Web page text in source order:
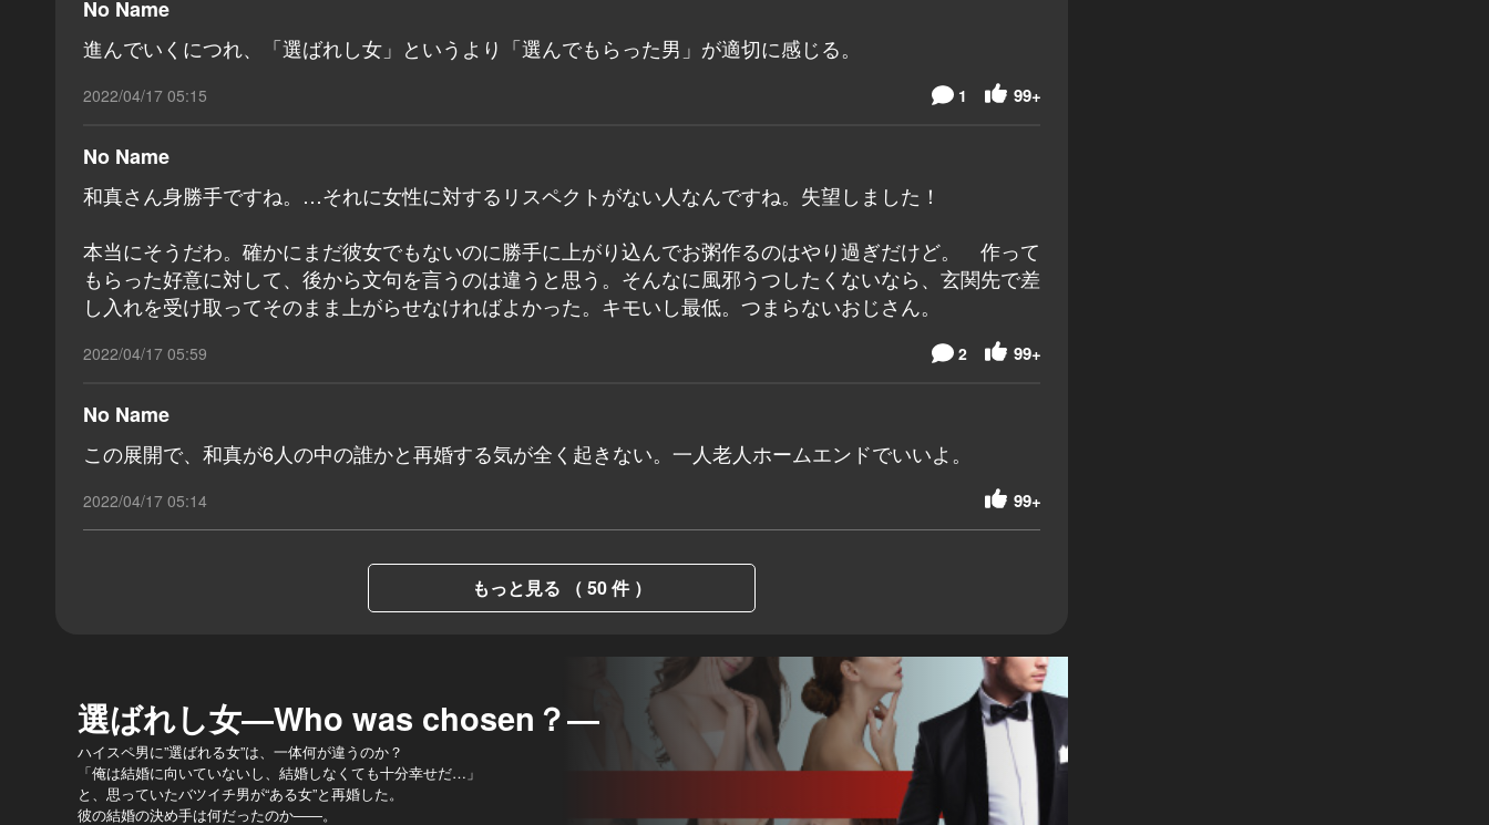
No Name
進んでいくにつれ、「選ばれし女」というより「選んでもらった男」が適切に感じる。
2022/04/17 05:15 99+
1
No Name
和真さん身勝手ですね。…それに女性に対するリスペクトがない人なんですね。失望しました！
本当にそうだわ。確かにまだ彼女でもないのに勝手に上がり込んでお粥作るのはやり過ぎだけど。 作って
もらった好意に対して、後から文句を言うのは違うと思う。そんなに風邪うつしたくないなら、玄関先で差
し入れを受け取ってそのまま上がらせなければよかった。キモいし最低。つまらないおじさん。
2022/04/17 05:59 99+
2
No Name
この展開で、和真が6人の中の誰かと再婚する気が全く起きない。一人老人ホームエンドでいいよ。
2022/04/17 05:14 99+
もっと見る （ 50 件 ）
選ばれし女―Who was chosen？―
ハイスペ男に”選ばれる女”は、一体何が違うのか？
「俺は結婚に向いていないし、結婚しなくても十分幸せだ…」
と、思っていたバツイチ男が“ある女”と再婚した。
彼の結婚の決め手は何だったのか――。